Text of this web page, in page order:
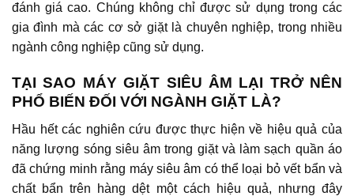
đánh giá cao. Chúng không chỉ được sử dụng trong các
gia đình mà các cơ sở giặt là chuyên nghiệp, trong nhiều
ngành công nghiệp cũng sử dụng.
TẠI SAO MÁY GIẶT SIÊU ÂM LẠI TRỞ NÊN
PHỔ BIẾN ĐỐI VỚI NGÀNH GIẶT LÀ?
Hầu hết các nghiên cứu được thực hiện về hiệu quả của
năng lượng sóng siêu âm trong giặt và làm sạch quần áo
đã chứng minh rằng máy siêu âm có thể loại bỏ vết bẩn và
chất bẩn trên hàng dệt một cách hiệu quả, nhưng đây